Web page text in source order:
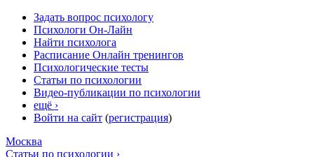
Задать вопрос психологу
Психологи Он-Лайн
Найти психолога
Расписание Онлайн тренингов
Психологические тесты
Статьи по психологии
Видео-публикации по психологии
ещё ›
Войти на сайт (регистрация)
Москва
Статьи по психологии ›